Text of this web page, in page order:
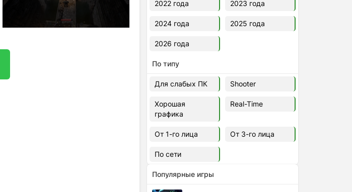
2022 года 2023 года
2024 года 2025 года
2026 года
По типу
Для слабых ПК Shooter
Хорошая
графика
Real-Time
От 1-го лица От 3-го лица
По сети
Популярные игры